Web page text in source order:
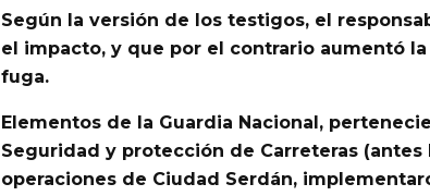
Según la versión de los testigos, el
el impacto, y que por el contrario aumentó
fuga.
Elementos de la Guardia Nacional,
Seguridad y protección de Carreteras (antes
operaciones de Ciudad Serdán,